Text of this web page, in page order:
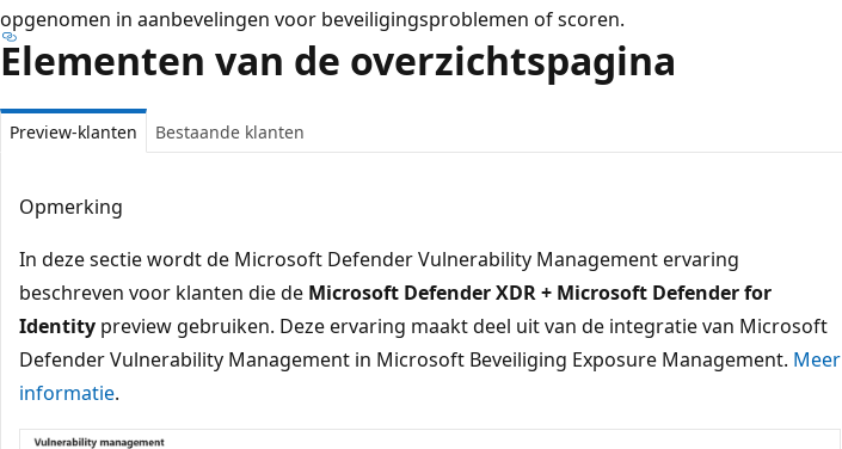
opgenomen in aanbevelingen voor beveiligingsproblemen of scoren.
Elementen van de overzichtspagina
Preview-klanten Bestaande klanten
Opmerking
In deze sectie wordt de Microsoft Defender Vulnerability Management ervaring
beschreven voor klanten die de Microsoft Defender XDR + Microsoft Defender for
Identity preview gebruiken. Deze ervaring maakt deel uit van de integratie van Microsoft
Defender Vulnerability Management in Microsoft Beveiliging Exposure Management. Meer
informatie.